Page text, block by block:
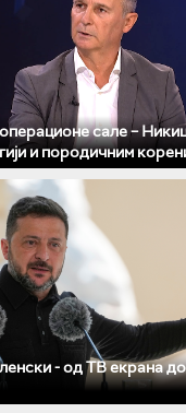
сале –
и породичним
- од ТВ екрана